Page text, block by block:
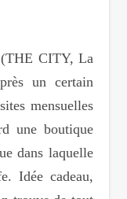
un certain
mensuelles
une boutique
dans laquelle
Idée cadeau,